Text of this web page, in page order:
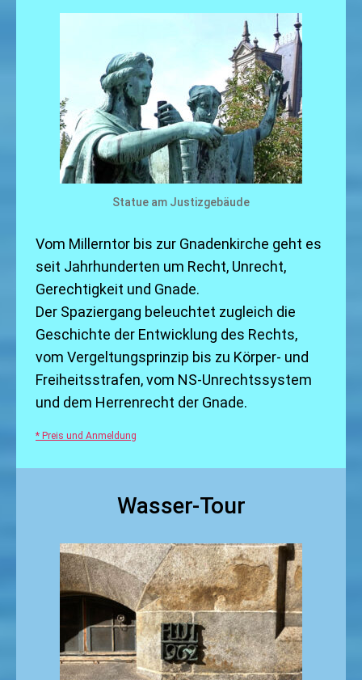
Statue am Justizgebäude
Vom Millerntor bis zur Gnadenkirche geht es
seit Jahrhunderten um Recht, Unrecht,
Gerechtigkeit und Gnade.
Der Spaziergang beleuchtet zugleich die
Geschichte der Entwicklung des Rechts,
vom Vergeltungsprinzip bis zu Körper- und
Freiheitsstrafen, vom NS-Unrechtssystem
und dem Herrenrecht der Gnade.
* Preis und Anmeldung
Wasser-Tour